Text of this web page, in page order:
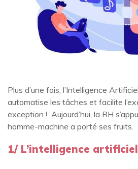
Plus d’une fois, l’Intelligence
automatise les tâches et facilite
exception ! Aujourd’hui, la RH
homme-machine a porté ses fruits.
1/ L’intelligence